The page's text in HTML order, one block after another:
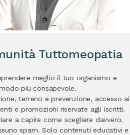
Tuttomeopatia
meglio il tuo organismo e
più consapevole.
terreno e prevenzione, accesso ai
e promozioni riservate agli iscritti.
a capire come scegliere davvero.
spam. Solo contenuti educativi e